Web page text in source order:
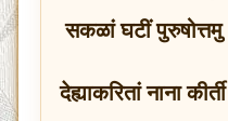
सकळां घटीं
देह्याकरितां नाना